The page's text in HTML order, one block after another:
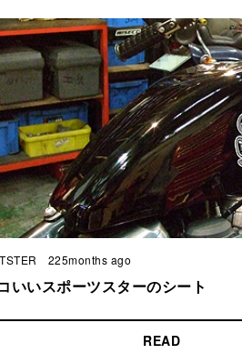
225months ago
いいスポーツスターのシート
READ